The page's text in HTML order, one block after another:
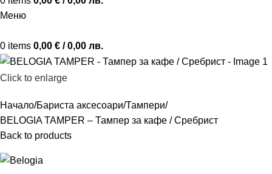
Меню
0 items 0,00 € / 0,00 лв.
Click to enlarge
Начало Бариста аксесоари Тампери
BELOGIA TAMPER – Тампер за кафе / Сребрист
Back to products